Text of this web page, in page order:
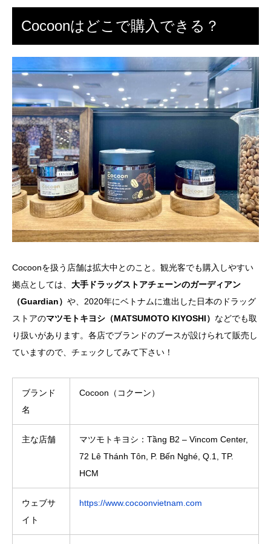
Cocoonはどこで購入できる？
Cocoonを扱う店舗は拡大中とのこと。観光客でも購入しやすい
拠点としては、 大手ドラッグストアチェーンのガーディアン
（Guardian） や、2020年にベトナムに進出した日本のドラッグ
ストアのマツモトキヨシ（MATSUMOTO KIYOSHI） などでも取
り扱いがあります。各店でブランドのブースが設けられて販売し
ていますので、チェックしてみて下さい！
ブランド
名
Cocoon（コクーン）
主な店舗
マツモトキヨシ：Tầng B2 – Vincom Center,
72 Lê Thánh Tôn, P. Bến Nghé, Q.1, TP.
HCM
ウェブサ
イト
https://www.cocoonvietnam.com